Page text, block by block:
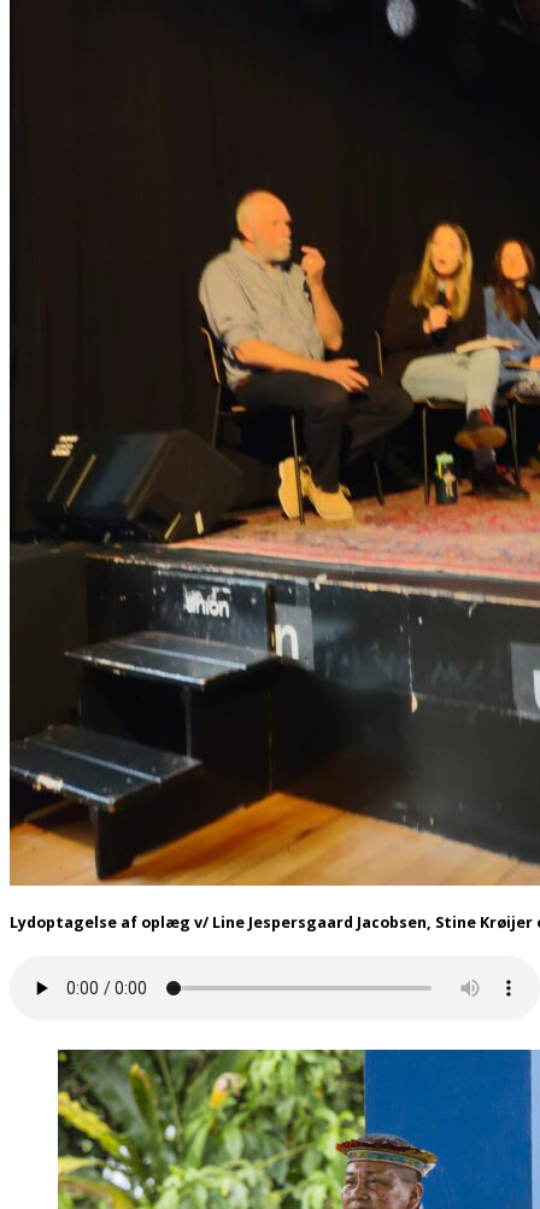
Lydoptagelse af oplæg v/ Line Jespersgaard Jacobsen, Stine